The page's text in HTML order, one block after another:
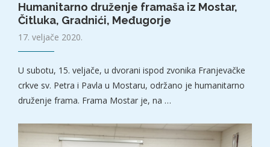
Humanitarno druženje framaša iz Mostar,
Čitluka, Gradnići, Međugorje
17. veljače 2020.
U subotu, 15. veljače, u dvorani ispod zvonika Franjevačke
crkve sv. Petra i Pavla u Mostaru, održano je humanitarno
druženje frama. Frama Mostar je, na …